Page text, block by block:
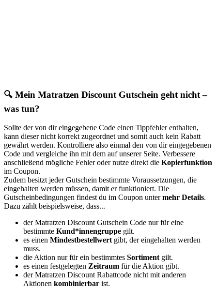
🔍 Mein Matratzen Discount Gutschein geht nicht –
was tun?
Sollte der von dir eingegebene Code einen Tippfehler enthalten,
kann dieser nicht korrekt zugeordnet und somit auch kein Rabatt
gewährt werden. Kontrolliere also einmal den von dir eingegebenen
Code und vergleiche ihn mit dem auf unserer Seite. Verbessere
anschließend mögliche Fehler oder nutze direkt die Kopierfunktion
im Coupon.
Zudem besitzt jeder Gutschein bestimmte Voraussetzungen, die
eingehalten werden müssen, damit er funktioniert. Die
Gutscheinbedingungen findest du im Coupon untermehr Details.
Dazu zählt beispielsweise, dass...
der Matratzen Discount Gutschein Code nur für eine
bestimmte Kund*innengruppe gilt.
es einen Mindestbestellwert gibt, der eingehalten werden
muss.
die Aktion nur für ein bestimmtes Sortiment gilt.
es einen festgelegten Zeitraum für die Aktion gibt.
der Matratzen Discount Rabattcode nicht mit anderen
Aktionen kombinierbar ist.